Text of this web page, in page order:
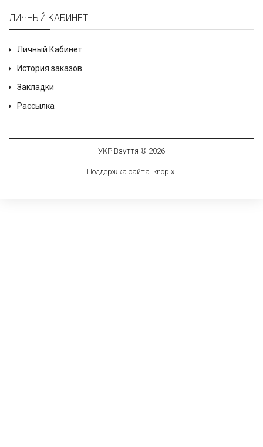
ЛИЧНЫЙ КАБИНЕТ
Личный Кабинет
История заказов
Закладки
Рассылка
УКР Взуття © 2026
Поддержка сайта knopix